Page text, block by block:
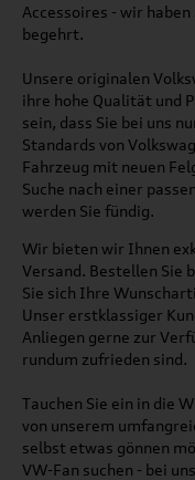
Accessoires - wir
begehrt.
Unsere originalen
ihre hohe Qualität und
sein, dass Sie bei uns
Standards von
Fahrzeug mit neuen
Suche nach einer
werden Sie fündig.
Wir bieten wir Ihnen
Versand. Bestellen Sie
Sie sich Ihre
Unser erstklassiger
Anliegen gerne zur
rundum zufrieden sind.
Tauchen Sie ein in die
von unserem
selbst etwas gönnen
VW-Fan suchen - bei